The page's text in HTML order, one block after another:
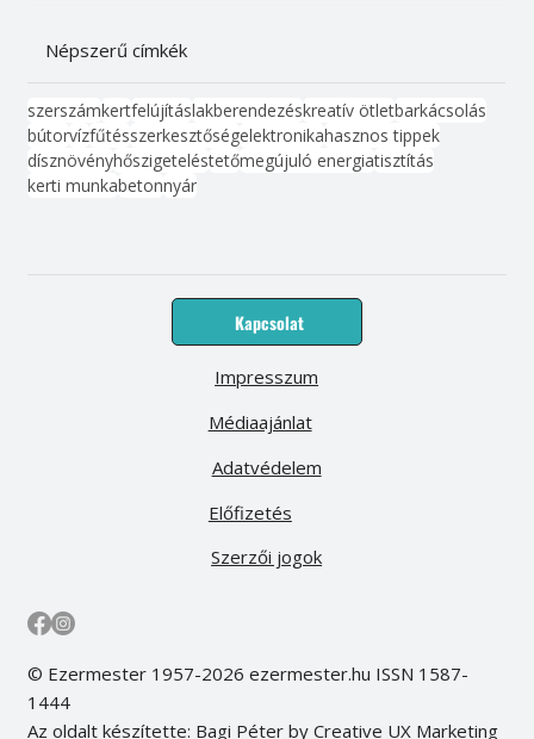
Népszerű címkék
szerszámkertfelújításlakberendezéskreatív ötletbarkácsolás
bútorvízfűtésszerkesztőségelektronikahasznos tippek
dísznövényhőszigeteléstetőmegújuló energiatisztítás
kerti munkabetonnyár
Kapcsolat
Médiaajánlat
Előfizetés
Impresszum
Adatvédelem
Szerzői jogok
© Ezermester 1957-2026 ezermester.hu ISSN 1587-
1444
Az oldalt készítette: Bagi Péter by Creative UX Marketing